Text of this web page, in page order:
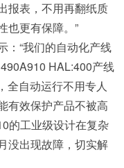
报表，不用再翻纸质
也更有保障。”
：“我们的自动化产线
HAL:400产线
全自动运行不用专人
有效保护产品不被高
的工业级设计在复杂
没出现故障，切实解